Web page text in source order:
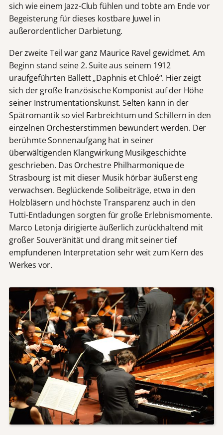
sich wie einem Jazz-Club fühlen und tobte am Ende vor
Begeisterung für dieses kostbare Juwel in
außerordentlicher Darbietung.
Der zweite Teil war ganz Maurice Ravel gewidmet. Am
Beginn stand seine 2. Suite aus seinem 1912
uraufgeführten Ballett „Daphnis et Chloé“. Hier zeigt
sich der große französische Komponist auf der Höhe
seiner Instrumentationskunst. Selten kann in der
Spätromantik so viel Farbreichtum und Schillern in den
einzelnen Orchesterstimmen bewundert werden. Der
berühmte Sonnenaufgang hat in seiner
überwältigenden Klangwirkung Musikgeschichte
geschrieben. Das Orchestre Philharmonique de
Strasbourg ist mit dieser Musik hörbar äußerst eng
verwachsen. Beglückende Solibeiträge, etwa in den
Holzbläsern und höchste Transparenz auch in den
Tutti-Entladungen sorgten für große Erlebnismomente.
Marco Letonja dirigierte äußerlich zurückhaltend mit
großer Souveränität und drang mit seiner tief
empfundenen Interpretation sehr weit zum Kern des
Werkes vor.